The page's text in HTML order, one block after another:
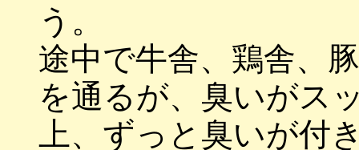
う。
途中で牛舎、鶏舎、
を通るが、臭いがス
上、ずっと臭いが付